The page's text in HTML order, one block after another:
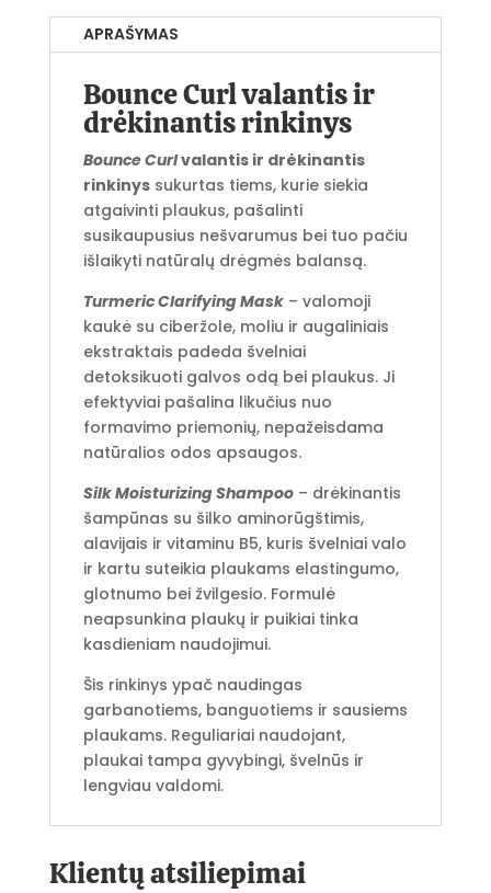
APRAŠYMAS
Bounce Curl valantis ir
drėkinantis rinkinys
Bounce Curlvalantis ir drėkinantis
rinkinyssukurtas tiems, kurie siekia
atgaivinti plaukus, pašalinti
susikaupusius nešvarumus bei tuo pačiu
išlaikyti natūralų drėgmės balansą.
Turmeric Clarifying Mask– valomoji
kaukė su ciberžole, moliu ir augaliniais
ekstraktais padeda švelniai
detoksikuoti galvos odą bei plaukus. Ji
efektyviai pašalina likučius nuo
formavimo priemonių, nepažeisdama
natūralios odos apsaugos.
Silk Moisturizing Shampoo– drėkinantis
šampūnas su šilko aminorūgštimis,
alavijais ir vitaminu B5, kuris švelniai valo
ir kartu suteikia plaukams elastingumo,
glotnumo bei žvilgesio. Formulė
neapsunkina plaukų ir puikiai tinka
kasdieniam naudojimui.
Šis rinkinys ypač naudingas
garbanotiems, banguotiems ir sausiems
plaukams. Reguliariai naudojant,
plaukai tampa gyvybingi, švelnūs ir
lengviau valdomi.
Klientų atsiliepimai